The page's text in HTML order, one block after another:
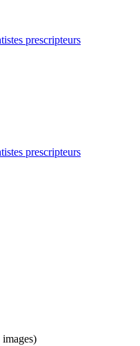
prescripteurs
prescripteurs